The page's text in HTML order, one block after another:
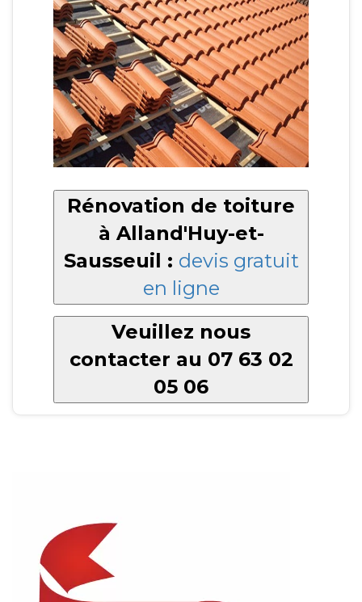
Rénovation de toiture
à Alland'Huy-et-
Sausseuil : devis gratuit
en ligne
Veuillez nous
contacter au 07 63 02
05 06